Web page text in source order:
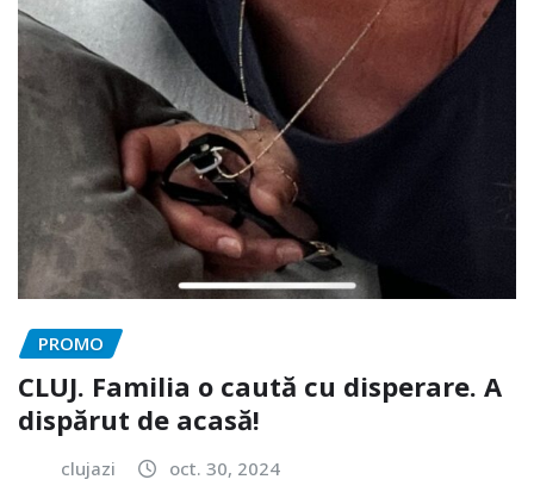
PROMO
CLUJ. Familia o caută cu disperare. A
dispărut de acasă!
clujazi oct. 30, 2024